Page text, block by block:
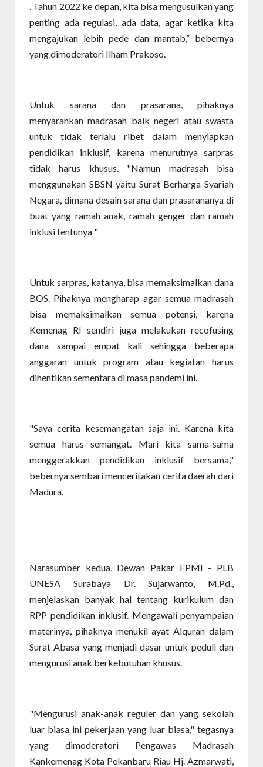
. Tahun 2022 ke depan, kita bisa mengusulkan yang
penting ada regulasi, ada data, agar ketika kita
mengajukan lebih pede dan mantab,” bebernya
yang dimoderatori Ilham Prakoso.
Untuk sarana dan prasarana, pihaknya
menyarankan madrasah baik negeri atau swasta
untuk tidak terlalu ribet dalam menyiapkan
pendidikan inklusif, karena menurutnya sarpras
tidak harus khusus. "Namun madrasah bisa
menggunakan SBSN yaitu Surat Berharga Syariah
Negara, dimana desain sarana dan prasarananya di
buat yang ramah anak, ramah genger dan ramah
inklusi tentunya "
Untuk sarpras, katanya, bisa memaksimalkan dana
BOS. Pihaknya mengharap agar semua madrasah
bisa memaksimalkan semua potensi, karena
Kemenag RI sendiri juga melakukan recofusing
dana sampai empat kali sehingga beberapa
anggaran untuk program atau kegiatan harus
dihentikan sementara di masa pandemi ini.
"Saya cerita kesemangatan saja ini. Karena kita
semua harus semangat. Mari kita sama-sama
menggerakkan pendidikan inklusif bersama,"
bebernya sembari menceritakan cerita daerah dari
Madura.
Narasumber kedua, Dewan Pakar FPMI - PLB
UNESA Surabaya Dr. Sujarwanto, M.Pd.,
menjelaskan banyak hal tentang kurikulum dan
RPP pendidikan inklusif. Mengawali penyampaian
materinya, pihaknya menukil ayat Alquran dalam
Surat Abasa yang menjadi dasar untuk peduli dan
mengurusi anak berkebutuhan khusus.
"Mengurusi anak-anak reguler dan yang sekolah
luar biasa ini pekerjaan yang luar biasa," tegasnya
yang dimoderatori Pengawas Madrasah
Kankemenag Kota Pekanbaru Riau Hj. Azmarwati,